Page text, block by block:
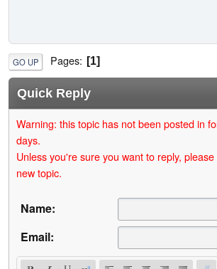
GO UP Pages 1
Quick Reply
Warning: this topic has not been posted in
days.
Unless you're sure you want to reply,
new topic.
Name:
Email: